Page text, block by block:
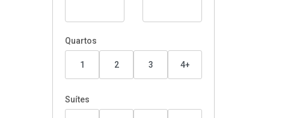
Quartos
1 2 3 4+
Suítes